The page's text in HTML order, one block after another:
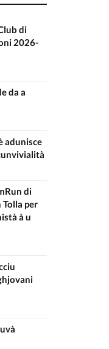
di
2026-
da a
adunisce
di
per
à u